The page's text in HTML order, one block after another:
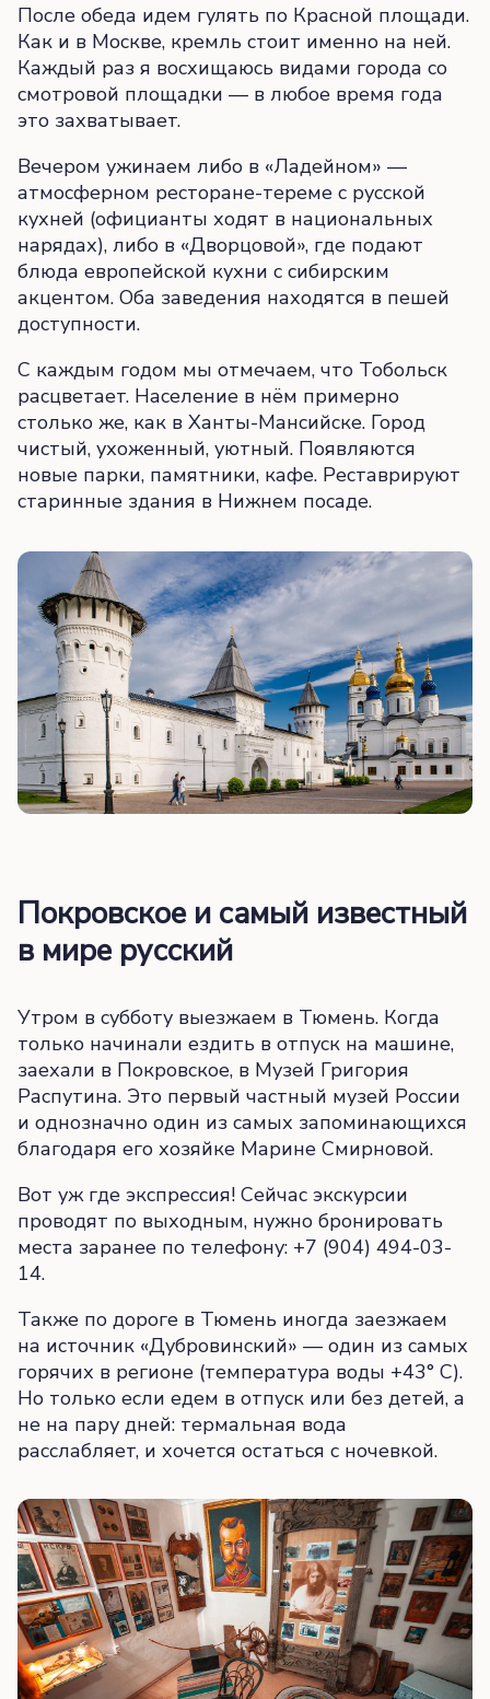
После обеда идем гулять по Красной площади.
Как и в Москве, кремль стоит именно на ней.
Каждый раз я восхищаюсь видами города со
смотровой площадки — в любое время года
это захватывает.
Вечером ужинаем либо в «Ладейном» —
атмосферном ресторане-тереме с русской
кухней (официанты ходят в национальных
нарядах), либо в «Дворцовой», где подают
блюда европейской кухни с сибирским
акцентом. Оба заведения находятся в пешей
доступности.
С каждым годом мы отмечаем, что Тобольск
расцветает. Население в нём примерно
столько же, как в Ханты-Мансийске. Город
чистый, ухоженный, уютный. Появляются
новые парки, памятники, кафе. Реставрируют
старинные здания в Нижнем посаде.
Покровское и самый известный
в мире русский
Утром в субботу выезжаем в Тюмень. Когда
только начинали ездить в отпуск на машине,
заехали в Покровское, в Музей Григория
Распутина. Это первый частный музей России
и однозначно один из самых запоминающихся
благодаря его хозяйке Марине Смирновой.
Вот уж где экспрессия! Сейчас экскурсии
проводят по выходным, нужно бронировать
места заранее по телефону: +7 (904) 494-03-
14.
Также по дороге в Тюмень иногда заезжаем
на источник «Дубровинский» — один из самых
горячих в регионе (температура воды +43° C).
Но только если едем в отпуск или без детей, а
не на пару дней: термальная вода
расслабляет, и хочется остаться с ночевкой.